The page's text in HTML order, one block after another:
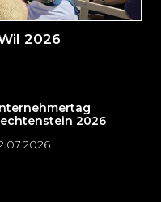
2026
2026